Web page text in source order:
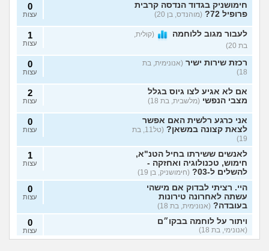
חימושניק בגדוד הנדסה קרבית
פרופיל 72?
(מוהנדס, בן 20)
0
עצות
לעבור מגוב ללוחמה
(קולית,
בת 20)
1
עצות
רכזת שירות ישיר (אנונימית, בת
18)
0
עצות
אם לא אגיע לצו גיוס בגלל
מצבי הנפשי (מלשבית, בת 18)
2
עצות
אני כרגע רלשית האם אפשר
לצאת קצונה במשאן?
(טל11, בת
19)
0
עצות
לאנשים ששירתו בחיל הטנ"א,
חימוש, טכנולוגיה ואחזקה -
להשלים ל-03?
(חימושניק, בן 19)
1
עצות
היי. רציתי לבדוק אם מישהי
עשתה לאחרונה טירונות
בעובדה? (אנונימית, בת 18)
0
עצות
ויתור על לוחמה בבקו״ם
(אנונימי, בת 18)
0
עצות
אני רוצה להתגייס
השתחררתי מהצבא